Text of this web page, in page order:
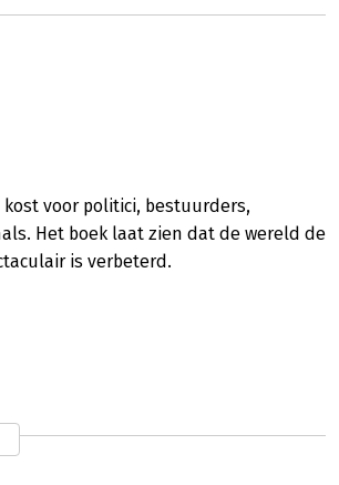
voor politici, bestuurders,
Het boek laat zien dat de wereld de
is verbeterd.